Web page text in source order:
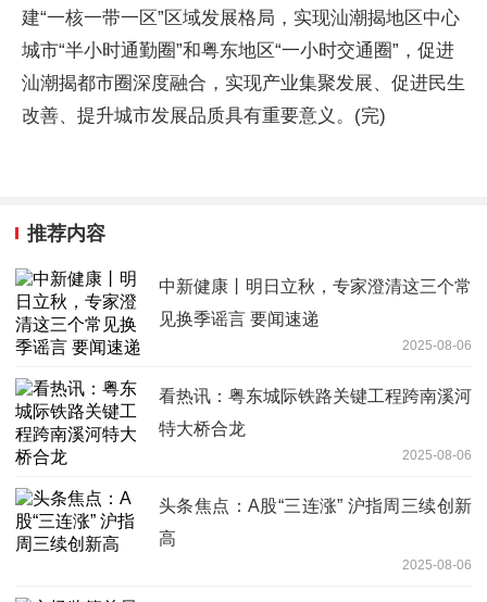
建“一核一带一区”区域发展格局，实现汕潮揭地区中心
城市“半小时通勤圈”和粤东地区“一小时交通圈”，促进
汕潮揭都市圈深度融合，实现产业集聚发展、促进民生
改善、提升城市发展品质具有重要意义。(完)
推荐内容
中新健康丨明日立秋，专家澄清这三个常
见换季谣言 要闻速递
2025-08-06
看热讯：粤东城际铁路关键工程跨南溪河
特大桥合龙
2025-08-06
头条焦点：A股“三连涨” 沪指周三续创新
高
2025-08-06